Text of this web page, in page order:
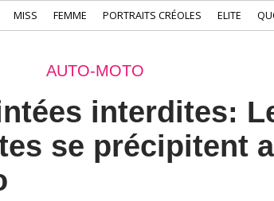
MISS FEMME PORTRAITS CRÉOLES ELITE
AUTO-MOTO
interdites:
se précipitent